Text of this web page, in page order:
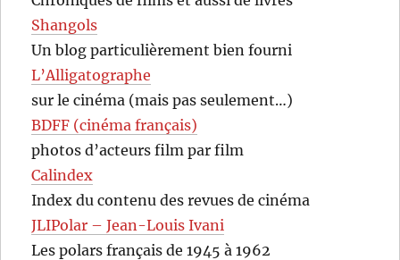
Shangols
Un blog particulièrement bien fourni
L’Alligatographe
sur le cinéma (mais pas seulement…)
BDFF (cinéma français)
photos d’acteurs film par film
Calindex
Index du contenu des revues de cinéma
JLIPolar – Jean-Louis Ivani
Les polars français de 1945 à 1962